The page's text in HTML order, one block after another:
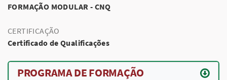
FORMAÇÃO MODULAR - CNQ
CERTIFICAÇÃO
Certificado de Qualificações
PROGRAMA DE FORMAÇÃO